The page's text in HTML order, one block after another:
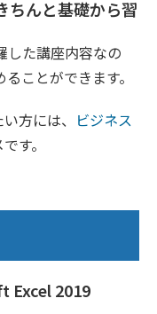
ちんと基礎から習
した講座内容なの
ことができます。
方には、 ビジネス
す。
Excel 2019